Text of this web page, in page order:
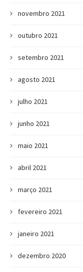
novembro 2021
outubro 2021
setembro 2021
agosto 2021
julho 2021
junho 2021
maio 2021
abril 2021
março 2021
fevereiro 2021
janeiro 2021
dezembro 2020